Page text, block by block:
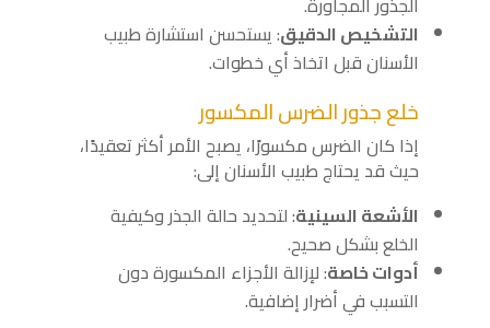
التشخيص الدقيق: يستحسن استشارة طبيب
الأسنان قبل اتخاذ أي خطوات.
خلع جذور الضرس المكسور
إذا كان الضرس مكسورًا، يصبح الأمر أكثر تعقيدًا،
حيث قد يحتاج طبيب الأسنان إلى:
الأشعة السينية: لتحديد حالة الجذر وكيفية
الخلع بشكل صحيح.
أدوات خاصة: لإزالة الأجزاء المكسورة دون
التسبب في أضرار إضافية.